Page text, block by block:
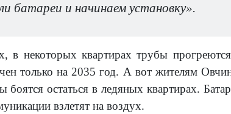
батареи и начинаем установку».
в некоторых квартирах трубы
только на 2035 год. А вот жителям
остаться в ледяных квартирах.
взлетят на воздух.